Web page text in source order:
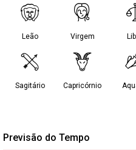
Previsão do Tempo